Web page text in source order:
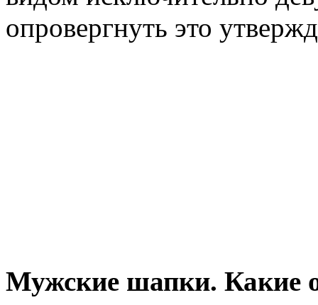
опровергнуть это
Мужские шапки. Какие